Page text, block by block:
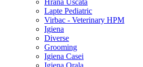
Hrana Uscata
Lapte Pediatric
Virbac - Veterinary HPM
Igiena
Diverse
Grooming
Igiena Casei
Igiena Orala